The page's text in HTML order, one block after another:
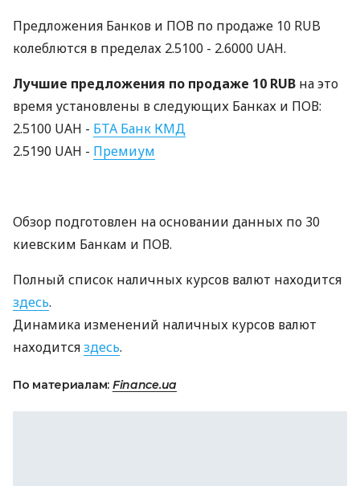
Предложения Банков и ПОВ по продаже 10 RUB
колеблются в пределах 2.5100 - 2.6000 UAH.
Лучшие предложения по продаже 10 RUB на это
время установлены в следующих Банках и ПОВ:
2.5100 UAH - БТА Банк КМД
2.5190 UAH - Премиум
Обзор подготовлен на основании данных по 30
киевским Банкам и ПОВ.
Полный список наличных курсов валют находится
здесь.
Динамика изменений наличных курсов валют
находитсяздесь.
По материалам: Finance.ua